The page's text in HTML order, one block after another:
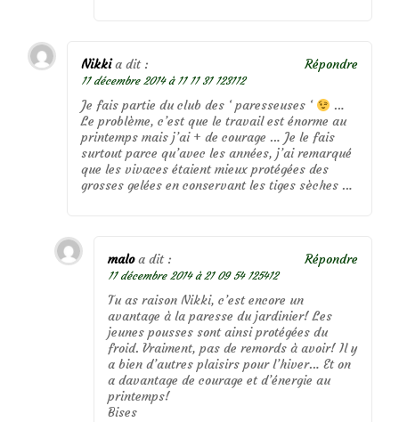
Nikki a dit :
11 décembre 2014 à 11 11 31 123112
Je fais partie du club des ‘ paresseuses ‘
…
Le problème, c’est que le travail est énorme au
printemps mais j’ai + de courage … Je le fais
surtout parce qu’avec les années, j’ai remarqué
que les vivaces étaient mieux protégées des
grosses gelées en conservant les tiges sèches …
Répondre
malo a dit :
11 décembre 2014 à 21 09 54 125412
Tu as raison Nikki, c’est encore un
avantage à la paresse du jardinier! Les
jeunes pousses sont ainsi protégées du
froid. Vraiment, pas de remords à avoir! Il y
a bien d’autres plaisirs pour l’hiver… Et on
a davantage de courage et d’énergie au
printemps!
Bises
Répondre